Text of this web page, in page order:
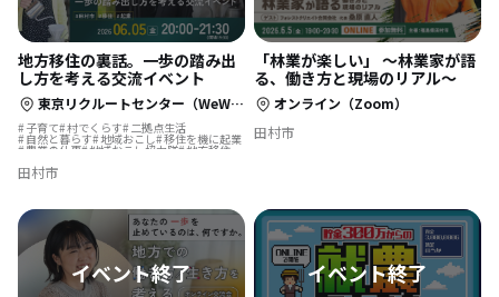
地方移住の裏話。一歩の踏み出
し方を考える交流イベント
東京リクルートセンター（WeWork 渋谷スクランブルスクエア内）
子育て 村でくらす 二拠点生活
自然と暮らす 地域おこし 移住を機に起業
農業の仕事 地域おこし協力隊 地方移住
まちづくり
田村市
「林業が楽しい」 〜林業家が語
る、働き方と現場のリアル～
オンライン（Zoom）
田村市